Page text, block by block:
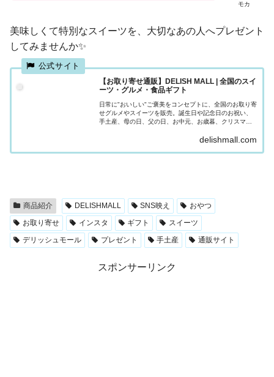
モカ
美味しくて特別なスイーツを、大切なあの人へプレゼント
してみませんか✨
【お取り寄せ通販】DELISH MALL | 全国のスイ
ーツ・グルメ・食品ギフト
日常に"おいしい"ご褒美をコンセプトに、全国のお取り寄
せグルメやスイーツを販売。誕生日や記念日のお祝い、
手土産、母の日、父の日、お中元、お歳暮、クリスマ
やギフトシーンでご利用いただけます。delishmall.com
商品紹介 DELISHMALL SNS映え
おやつ
お取り寄せ
インスタ ギフト
スイーツ
デリッシュモール
プレゼント 手土産 通販サイト
スポンサーリンク